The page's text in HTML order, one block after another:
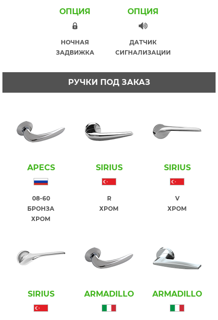
ОПЦИЯ
НОЧНАЯ
ЗАДВИЖКА
ОПЦИЯ
ДАТЧИК
СИГНАЛИЗАЦИИ
РУЧКИ ПОД ЗАКАЗ
APECS
08-60
БРОНЗА
ХРОМ
SIRIUS
R
ХРОМ
SIRIUS
V
ХРОМ
SIRIUS ARMADILLO ARMADILLO